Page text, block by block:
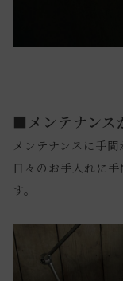
■メンテナンス
メンテナンスに手間
日々のお手入れに
す。